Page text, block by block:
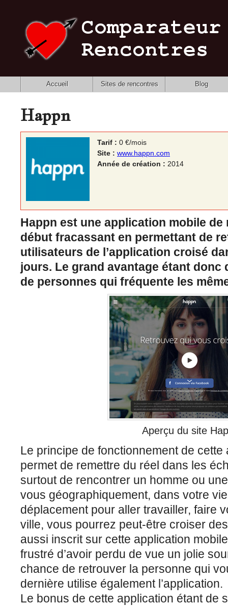
Accueil Sites de rencontres Blog
Happn
Tarif : 0 €/mois
Site : www.happn.com
Année de création : 2014
Happn est une application mobile
début fracassant en permettant de
utilisateurs de l’application croisé
jours. Le grand avantage étant donc
de personnes qui fréquente les
Aperçu du site
Le principe de fonctionnement de
permet de remettre du réel dans les
surtout de rencontrer un homme ou
vous géographiquement, dans votre
déplacement pour aller travailler, faire
ville, vous pourrez peut-être croiser
aussi inscrit sur cette application
frustré d’avoir perdu de vue un jolie
chance de retrouver la personne qui
dernière utilise également l’application.
Le bonus de cette application étant de